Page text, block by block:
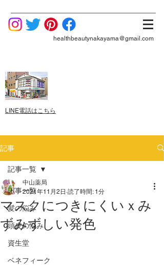
healthbeautynakayama@gmail.com
LINE電話はこちら
記事
記事一覧
髪の悩み
頭皮の悩み
資生堂
ベネフィーク
記事一覧
マスクにつきにくいｘみ
ずみずしい発色
中山薬局
2021年11月2日 読了時間: 1分